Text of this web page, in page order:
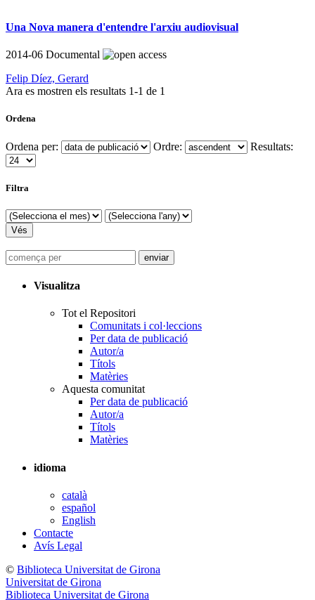
Una Nova manera d'entendre l'arxiu audiovisual
2014-06 Documental
Felip Díez, Gerard
Ara es mostren els resultats 1-1 de 1
Ordena
Ordena per: Ordre: Resultats:
Filtra
Visualitza
Tot el Repositori
Comunitats i col·leccions
Per data de publicació
Autor/a
Títols
Matèries
Aquesta comunitat
Per data de publicació
Autor/a
Títols
Matèries
idioma
català
español
English
Contacte
Avís Legal
© Biblioteca Universitat de Girona
Universitat de Girona
Biblioteca Universitat de Girona